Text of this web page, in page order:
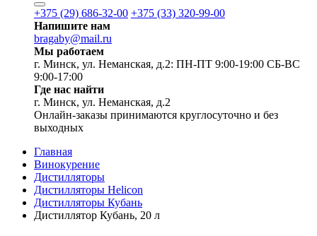
+375 (29) 686-32-00 +375 (33) 320-99-00
Напишите нам
bragaby@mail.ru
Мы работаем
г. Минск, ул. Неманская, д.2: ПН-ПТ 9:00-19:00 СБ-ВС
9:00-17:00
Где нас найти
г. Минск, ул. Неманская, д.2
Онлайн-заказы принимаются круглосуточно и без
выходных
Главная
Винокурение
Дистилляторы
Дистилляторы Helicon
Дистилляторы Кубань
Дистиллятор Кубань, 20 л